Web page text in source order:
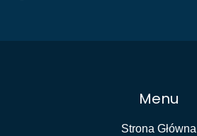
Menu
Strona Główna